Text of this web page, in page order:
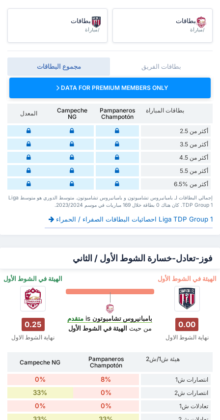
البطاقات
/مباراة
البطاقات
/مباراة
مجموع البطاقات بطاقات الفريق
DATA FOR PREMIUM MEMBERS ONLY
بطاقات المباراة
Pampaneros
Champotón
Campeche
NG
المعدل
أكثر من 2.5
أكثر من 3.5
أكثر من 4.5
أكثر من 5.5
أكثر من %6.5
إجمالي البطاقات لـ بامبانيروس تشامبوتون و بامبانيروس تشامبوتون. متوسط الدوري هو متوسط Liga
TDP Group 1. كان هناك 0 بطاقة ‏خلال 169 مباريات في موسم 2023/2024.
Liga TDP Group 1 احصائيات البطاقات الصفراء / الحمراء
فوز-تعادل-خسارة الشوط الأول / الثاني
‏الهيئة في الشوط الأول ‏الهيئة في الشوط الأول
0.25
نهاية الشوط الاول
بامبانيروس تشامبوتون
متقدم
من حيث ‏الهيئة في الشوط الأول 0.00
نهاية الشوط الاول
هيئة ش1/ش2
Pampaneros
Champotón
Campeche NG
انتصارات ش1 8%
0%
انتصارات ش2 0%
33%
تعادلات ش1 0%
0%